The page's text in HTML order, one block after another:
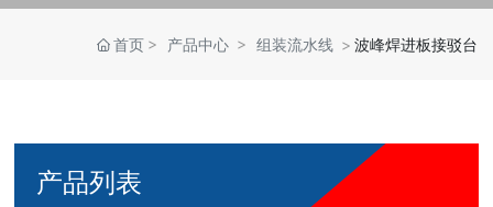
首页 产品中心 组装流水线 波峰焊进板接驳台
产品列表